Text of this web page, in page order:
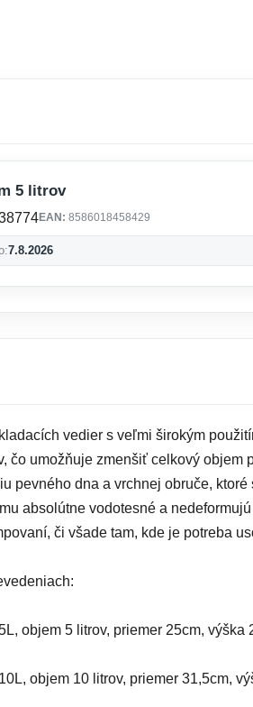
5 litrov
38774EAN: 8586018458429
7.8.2026
vedier s veľmi širokým
čo umožňuje zmenšiť celkový
pevného dna a vrchnej obruče,
absolútne vodotesné a
či všade tam, kde je potreba
objem 5 litrov, priemer 25cm, výška
objem 10 litrov, priemer 31,5cm,